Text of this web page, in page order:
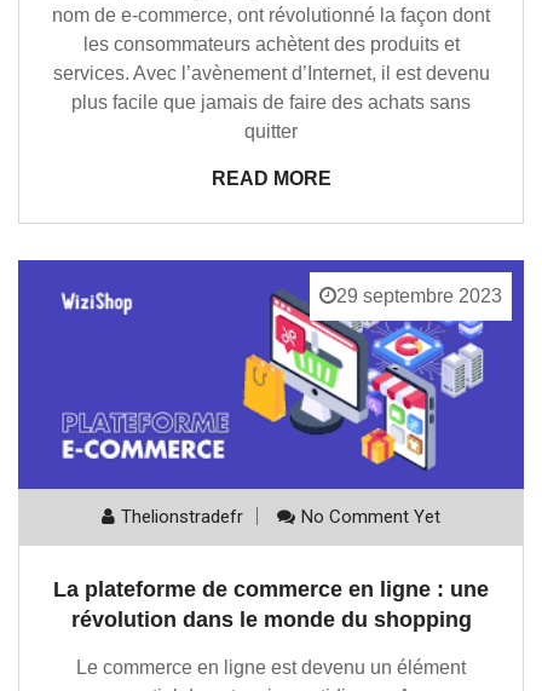
nom de e-commerce, ont révolutionné la façon dont
les consommateurs achètent des produits et
services. Avec l’avènement d’Internet, il est devenu
plus facile que jamais de faire des achats sans
quitter
READ MORE
29 septembre 2023
Thelionstradefr No Comment Yet
La plateforme de commerce en ligne : une
révolution dans le monde du shopping
Le commerce en ligne est devenu un élément